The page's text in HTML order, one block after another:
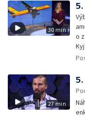
30 min
o
27 min